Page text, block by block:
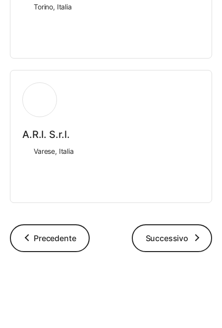
Torino, Italia
A.R.I. S.r.l.
Varese, Italia
Precedente Successivo